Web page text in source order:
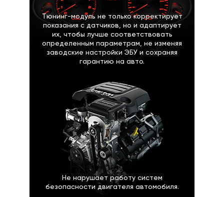
Тюнинг-модуль не только корректирует
показания с датчиков, но и адаптирует
их, чтобы лучше соответствовать
определенным параметрам, не изменяя
заводские настройки ЭБУ и сохраняя
гарантию на авто.
Не нарушает работу систем
безопасности двигателя автомобиля.